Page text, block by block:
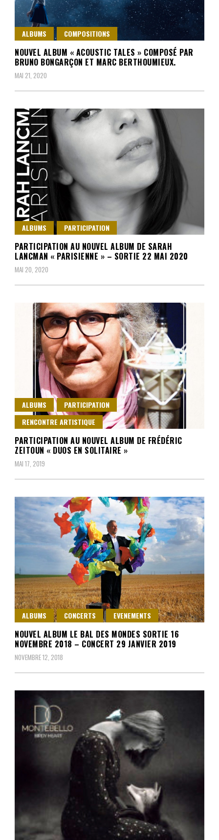
ALBUMS COMPOSITIONS
NOUVEL ALBUM « ACOUSTIC TALES » COMPOSÉ PAR
BRUNO BONGARÇON ET MARC BERTHOUMIEUX.
MAI 21, 2020
ALBUMS PARTICIPATION
PARTICIPATION AU NOUVEL ALBUM DE SARAH
LANCMAN « PARISIENNE » – SORTIE 22 MAI 2020
MAI 20, 2020
ALBUMS
PARTICIPATION
RENCONTRE ARTISTIQUE
PARTICIPATION AU NOUVEL ALBUM DE FRÉDÉRIC
ZEITOUN « DUOS EN SOLITAIRE »
MAI 17, 2019
ALBUMS CONCERTS EVENEMENTS
NOUVEL ALBUM LE BAL DES MONDES SORTIE 16
NOVEMBRE 2018 – CONCERT 29 JANVIER 2019
NOVEMBRE 12, 2018